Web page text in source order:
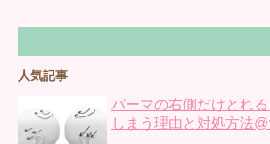
人気記事
パーマの右側だけとれ
しまう理由と対処方法